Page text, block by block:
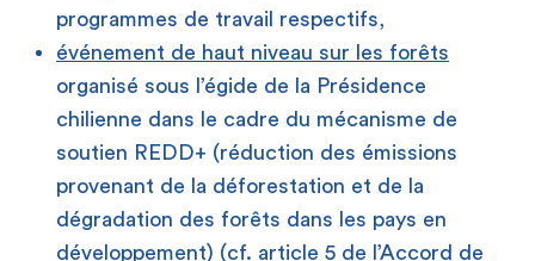
programmes de travail respectifs,
événement de haut niveau sur les forêts
organisé sous l’égide de la Présidence
chilienne dans le cadre du mécanisme de
soutien REDD+ (réduction des émissions
provenant de la déforestation et de la
dégradation des forêts dans les pays en
développement) (cf. article 5 de l’Accord de